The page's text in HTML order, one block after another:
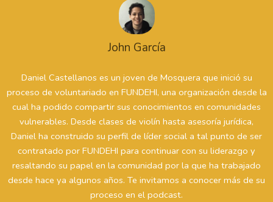
John García
Daniel Castellanos es un joven de Mosquera que inició su
proceso de voluntariado en FUNDEHI, una organización desde la
cual ha podido compartir sus conocimientos en comunidades
vulnerables. Desde clases de violín hasta asesoría jurídica,
Daniel ha construido su perfil de líder social a tal punto de ser
contratado por FUNDEHI para continuar con su liderazgo y
resaltando su papel en la comunidad por la que ha trabajado
desde hace ya algunos años. Te invitamos a conocer más de su
proceso en el podcast.